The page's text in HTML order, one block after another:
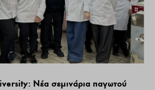
Νέα σεμινάρια παγωτού